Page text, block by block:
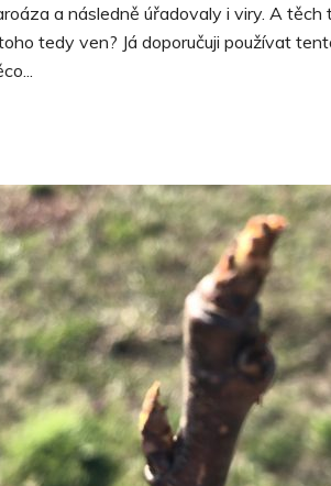
a následně úřadovaly i viry. A těch
tedy ven? Já doporučuji používat